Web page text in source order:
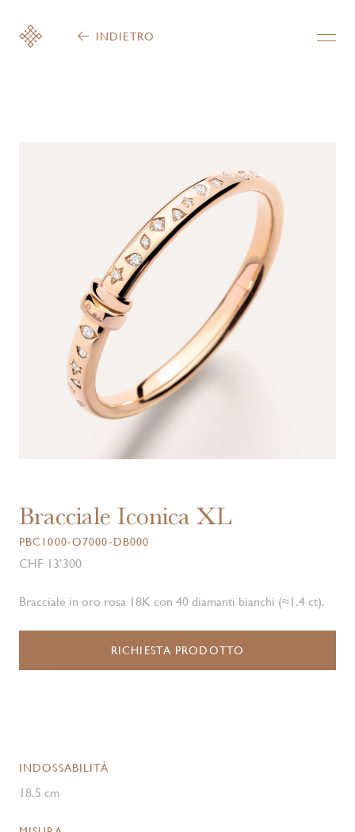
INDIETRO
Bracciale Iconica XL
PBC1000-O7000-DB000
CHF 13’300
Bracciale in oro rosa 18K con 40 diamanti bianchi (≈1.4 ct).
RICHIESTA PRODOTTO
INDOSSABILITÀ
18.5 cm